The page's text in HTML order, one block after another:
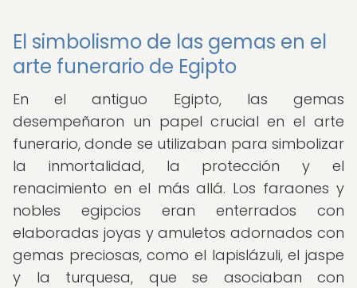
El simbolismo de las gemas en el
arte funerario de Egipto
En el antiguo Egipto, las gemas
desempeñaron un papel crucial en el arte
funerario, donde se utilizaban para simbolizar
la inmortalidad, la protección y el
renacimiento en el más allá. Los faraones y
nobles egipcios eran enterrados con
elaboradas joyas y amuletos adornados con
gemas preciosas, como el lapislázuli, el jaspe
y la turquesa, que se asociaban con